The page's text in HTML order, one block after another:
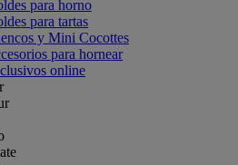
para horno
para tartas
y Mini Cocottes
para hornear
online